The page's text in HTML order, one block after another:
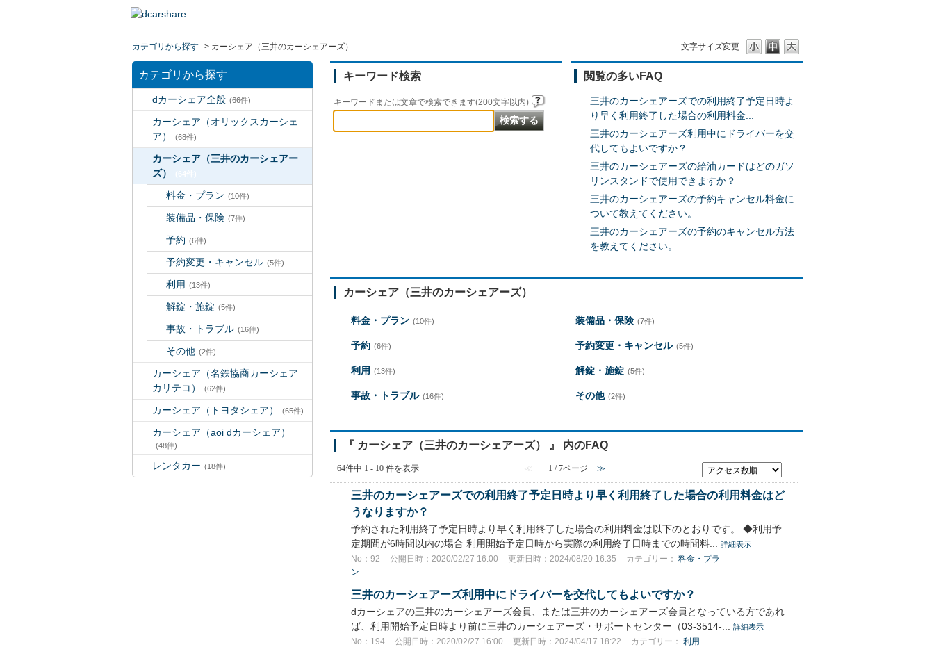
文字サイズ変更
カテゴリから探す > カーシェア（三井のカーシェアーズ）
カテゴリから探す
dカーシェア全般 (66件)
カーシェア（オリックスカーシェ
ア）
(68件)
カーシェア（三井のカーシェアー
ズ）
料金・プラン (10件)
装備品・保険 (7件)
予約 (6件)
予約変更・キャンセル (5件)
利用 (13件)
解錠・施錠 (5件)
事故・トラブル (16件)
その他 (2件)
カーシェア（名鉄協商カーシェア
カリテコ）
(62件)
カーシェア（トヨタシェア） (65件)
カーシェア（aoi dカーシェア）
(48件)
レンタカー (18件)
キーワード検索
キーワードまたは文章で検索できます(200文字以内)
閲覧の多いFAQ
三井のカーシェアーズでの利用終了予定日時よ
り早く利用終了した場合の利用料金...
三井のカーシェアーズ利用中にドライバーを交
代してもよいですか？
三井のカーシェアーズの給油カードはどのガソ
リンスタンドで使用できますか？
三井のカーシェアーズの予約キャンセル料金に
ついて教えてください。
三井のカーシェアーズの予約のキャンセル方法
を教えてください。
カーシェア（三井のカーシェアーズ）
料金・プラン (10件) 装備品・保険 (7件)
予約 (6件) 予約変更・キャンセル (5件)
利用 (13件) 解錠・施錠 (5件)
事故・トラブル (16件) その他 (2件)
『 カーシェア（三井のカーシェアーズ） 』 内のFAQ
64件中 1 - 10 件を表示 ≪ 1 / 7ページ ≫
三井のカーシェアーズでの利用終了予定日時より早く利用終了した場合の利用料金はど
うなりますか？
予約された利用終了予定日時より早く利用終了した場合の利用料金は以下のとおりです。 ◆利用予
定期間が6時間以内の場合 利用開始予定日時から実際の利用終了日時までの時間料...
詳細表示
No：92 公開日時：2020/02/27 16:00 更新日時：2024/08/20 16:35 カテゴリー： 料金・プラ
ン
三井のカーシェアーズ利用中にドライバーを交代してもよいですか？
dカーシェアの三井のカーシェアーズ会員、または三井のカーシェアーズ会員となっている方であれ
ば、利用開始予定日時より前に三井のカーシェアーズ・サポートセンター（03-3514-...
詳細表示
No：194 公開日時：2020/02/27 16:00 更新日時：2024/04/17 18:22 カテゴリー： 利用